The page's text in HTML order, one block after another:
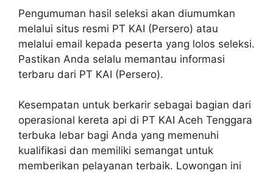
Pengumuman hasil seleksi akan diumumkan
melalui situs resmi PT KAI (Persero) atau
melalui email kepada peserta yang lolos seleksi.
Pastikan Anda selalu memantau informasi
terbaru dari PT KAI (Persero).
Kesempatan untuk berkarir sebagai bagian dari
operasional kereta api di PT KAI Aceh Tenggara
terbuka lebar bagi Anda yang memenuhi
kualifikasi dan memiliki semangat untuk
memberikan pelayanan terbaik. Lowongan ini